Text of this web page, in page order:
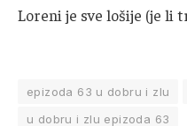
Loreni je sve lošije (je li
epizoda 63 u dobru i zlu
u dobru i zlu epizoda 63